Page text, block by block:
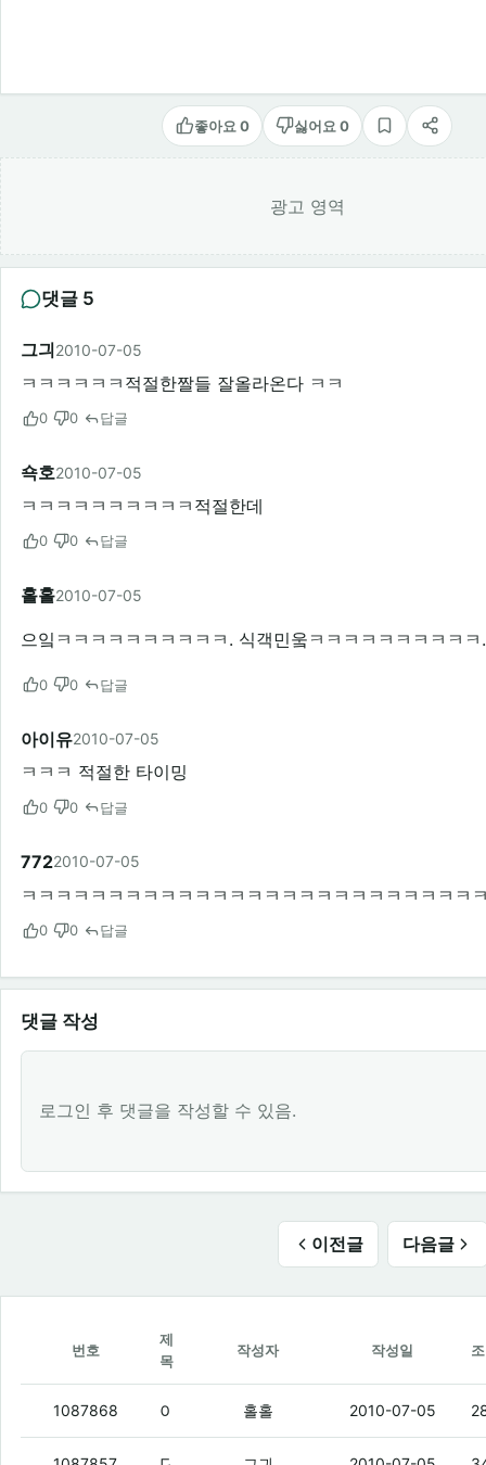
좋아요 0 싫어요 0
스크랩공유
광고 영역
댓글 5
그긔2010-07-05
ㅋㅋㅋㅋㅋㅋ적절한짤들 잘올라온다 ㅋㅋ
0 0 답글
쇽호2010-07-05
ㅋㅋㅋㅋㅋㅋㅋㅋㅋㅋ적절한데
0 0 답글
홀홀2010-07-05
으잌ㅋㅋㅋㅋㅋㅋㅋㅋㅋㅋ. 식객민웈ㅋㅋㅋㅋㅋㅋㅋㅋㅋㅋ.
0 0 답글
아이유2010-07-05
ㅋㅋㅋ 적절한 타이밍
0 0 답글
7722010-07-05
ㅋㅋㅋㅋㅋㅋㅋㅋㅋㅋㅋㅋㅋㅋㅋㅋㅋㅋㅋㅋㅋㅋㅋㅋㅋㅋ
0 0 답글
댓글 작성
로그인 후 댓글을 작성할 수 있음.
이전글 다음글
번호
제
목
작성자 작성일
1087868 (3)
홀홀 2010-07-05